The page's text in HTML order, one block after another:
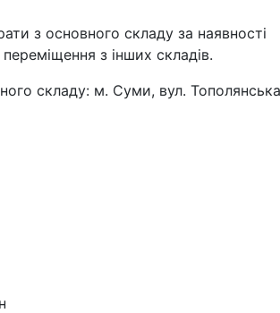
з основного складу за наявності
з інших складів.
складу: м. Суми, вул.